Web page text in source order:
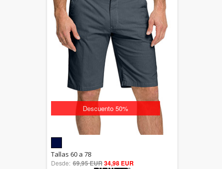
Descuento 50%
out of 5
Tallas 60 a 78
Desde: 69,95 EUR34,98 EUR